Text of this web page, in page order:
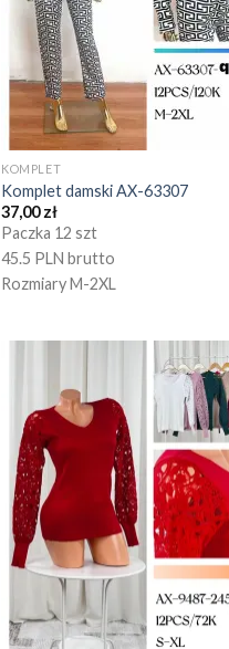
KOMPLET
Komplet damski AX-63307
37,00zł
Paczka 12 szt
45.5 PLN brutto
Rozmiary M-2XL